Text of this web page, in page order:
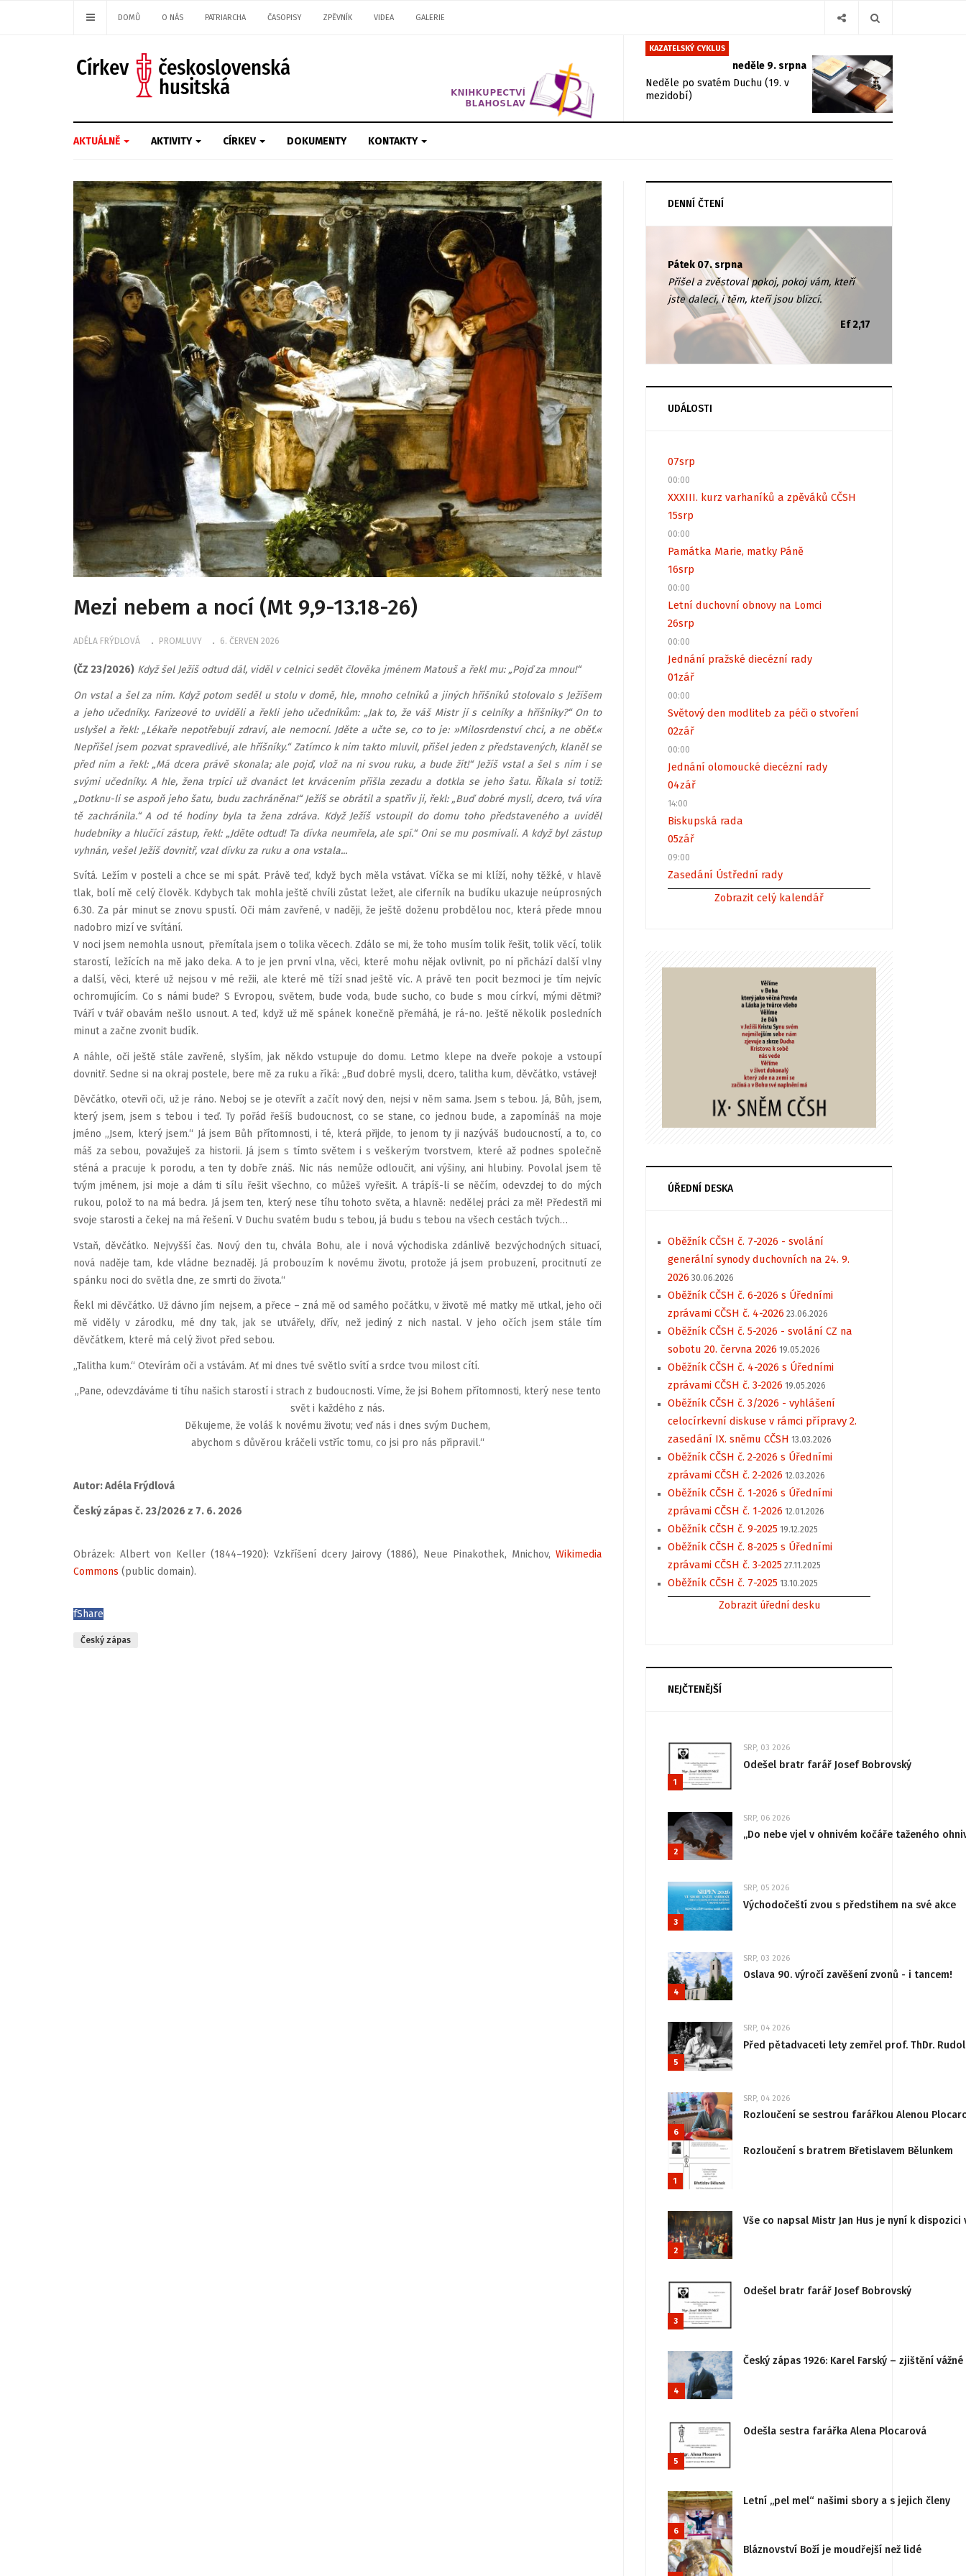
DOMŮ O NÁS PATRIARCHA ČASOPISY ZPĚVNÍK VIDEA GALERIE
KAZATELSKÝ CYKLUS
neděle 9. srpna
Neděle po svatém Duchu (19. v
mezidobí)
AKTUÁLNĚ AKTIVITY CÍRKEV DOKUMENTY KONTAKTY
Mezi nebem a nocí (Mt 9,9-13.18-26)
ADÉLA FRÝDLOVÁ PROMLUVY 6. ČERVEN 2026
(ČZ 23/2026) Když šel Ježíš odtud dál, viděl v celnici sedět člověka jménem Matouš a řekl mu: „Pojď za mnou!“
On vstal a šel za ním. Když potom seděl u stolu v domě, hle, mnoho celníků a jiných hříšníků stolovalo s Ježíšem
a jeho učedníky. Farizeové to uviděli a řekli jeho učedníkům: „Jak to, že váš Mistr jí s celníky a hříšníky?“ On to
uslyšel a řekl: „Lékaře nepotřebují zdraví, ale nemocní. Jděte a učte se, co to je: »Milosrdenství chci, a ne oběť.«
Nepřišel jsem pozvat spravedlivé, ale hříšníky.“ Zatímco k nim takto mluvil, přišel jeden z představených, klaněl se
před ním a řekl: „Má dcera právě skonala; ale pojď, vlož na ni svou ruku, a bude žít!“ Ježíš vstal a šel s ním i se
svými učedníky. A hle, žena trpící už dvanáct let krvácením přišla zezadu a dotkla se jeho šatu. Říkala si totiž:
„Dotknu-li se aspoň jeho šatu, budu zachráněna!“ Ježíš se obrátil a spatřiv ji, řekl: „Buď dobré mysli, dcero, tvá víra
tě zachránila.“ A od té hodiny byla ta žena zdráva. Když Ježíš vstoupil do domu toho představeného a uviděl
hudebníky a hlučící zástup, řekl: „Jděte odtud! Ta dívka neumřela, ale spí.“ Oni se mu posmívali. A když byl zástup
vyhnán, vešel Ježíš dovnitř, vzal dívku za ruku a ona vstala...
Svítá. Ležím v posteli a chce se mi spát. Právě teď, když bych měla vstávat. Víčka se mi klíží, nohy těžké, v hlavě
tlak, bolí mě celý člověk. Kdybych tak mohla ještě chvíli zůstat ležet, ale ciferník na budíku ukazuje neúprosných
6.30. Za pár minut se znovu spustí. Oči mám zavřené, v naději, že ještě doženu probdělou noc, která přede mnou
nadobro mizí ve svítání.
V noci jsem nemohla usnout, přemítala jsem o tolika věcech. Zdálo se mi, že toho musím tolik řešit, tolik věcí, tolik
starostí, ležících na mě jako deka. A to je jen první vlna, věci, které mohu nějak ovlivnit, po ní přichází další vlny
a další, věci, které už nejsou v mé režii, ale které mě tíží snad ještě víc. A právě ten pocit bezmoci je tím nejvíc
ochromujícím. Co s námi bude? S Evropou, světem, bude voda, bude sucho, co bude s mou církví, mými dětmi?
Tváří v tvář obavám nešlo usnout. A teď, když už mě spánek konečně přemáhá, je rá-no. Ještě několik posledních
minut a začne zvonit budík.
A náhle, oči ještě stále zavřené, slyším, jak někdo vstupuje do domu. Letmo klepe na dveře pokoje a vstoupí
dovnitř. Sedne si na okraj postele, bere mě za ruku a říká: „Buď dobré mysli, dcero, talitha kum, děvčátko, vstávej!
Děvčátko, otevři oči, už je ráno. Neboj se je otevřít a začít nový den, nejsi v něm sama. Jsem s tebou. Já, Bůh, jsem,
který jsem, jsem s tebou i teď. Ty pořád řešíš budoucnost, co se stane, co jednou bude, a zapomínáš na moje
jméno „Jsem, který jsem.“ Já jsem Bůh přítomnosti, i té, která přijde, to jenom ty ji nazýváš budoucností, a to, co
máš za sebou, považuješ za historii. Já jsem s tímto světem i s veškerým tvorstvem, které až podnes společně
sténá a pracuje k porodu, a ten ty dobře znáš. Nic nás nemůže odloučit, ani výšiny, ani hlubiny. Povolal jsem tě
tvým jménem, jsi moje a dám ti sílu řešit všechno, co můžeš vyřešit. A trápíš-li se něčím, odevzdej to do mých
rukou, polož to na má bedra. Já jsem ten, který nese tíhu tohoto světa, a hlavně: nedělej práci za mě! Předestři mi
svoje starosti a čekej na má řešení. V Duchu svatém budu s tebou, já budu s tebou na všech cestách tvých…
Vstaň, děvčátko. Nejvyšší čas. Nový den tu, chvála Bohu, ale i nová východiska zdánlivě bezvýchodných situací,
nová naděje tam, kde vládne beznaděj. Já probouzím k novému životu, protože já jsem probuzení, procitnutí ze
spánku noci do světla dne, ze smrti do života.“
Řekl mi děvčátko. Už dávno jím nejsem, a přece – zná mě od samého počátku, v životě mé matky mě utkal, jeho oči
mě viděly v zárodku, mé dny tak, jak se utvářely, dřív, než jediný z nich nastal. V jeho očích jsem stále tím
děvčátkem, které má celý život před sebou.
„Talitha kum.“ Otevírám oči a vstávám. Ať mi dnes tvé světlo svítí a srdce tvou milost cítí.
„Pane, odevzdáváme ti tíhu našich starostí i strach z budoucnosti. Víme, že jsi Bohem přítomnosti, který nese tento
svět i každého z nás.
Děkujeme, že voláš k novému životu; veď nás i dnes svým Duchem,
abychom s důvěrou kráčeli vstříc tomu, co jsi pro nás připravil.“
Autor: Adéla Frýdlová
Český zápas č. 23/2026 z 7. 6. 2026
Obrázek: Albert von Keller (1844–1920): Vzkříšení dcery Jairovy (1886), Neue Pinakothek, Mnichov, Wikimedia
Commons (public domain).
fShare
Český zápas
DENNÍ ČTENÍ
Pátek 07. srpna
Přišel a zvěstoval pokoj, pokoj vám, kteří
jste dalecí, i těm, kteří jsou blízcí.
Ef 2,17
UDÁLOSTI
07srp
00:00
XXXIII. kurz varhaníků a zpěváků CČSH
15srp
00:00
Památka Marie, matky Páně
16srp
00:00
Letní duchovní obnovy na Lomci
26srp
00:00
Jednání pražské diecézní rady
01zář
00:00
Světový den modliteb za péči o stvoření
02zář
00:00
Jednání olomoucké diecézní rady
04zář
14:00
Biskupská rada
05zář
09:00
Zasedání Ústřední rady
Zobrazit celý kalendář
ÚŘEDNÍ DESKA
Oběžník CČSH č. 7-2026 - svolání
generální synody duchovních na 24. 9.
2026 30.06.2026
Oběžník CČSH č. 6-2026 s Úředními
zprávami CČSH č. 4-2026 23.06.2026
Oběžník CČSH č. 5-2026 - svolání CZ na
sobotu 20. června 2026 19.05.2026
Oběžník CČSH č. 4-2026 s Úředními
zprávami CČSH č. 3-2026 19.05.2026
Oběžník CČSH č. 3/2026 - vyhlášení
celocírkevní diskuse v rámci přípravy 2.
zasedání IX. sněmu CČSH 13.03.2026
Oběžník CČSH č. 2-2026 s Úředními
zprávami CČSH č. 2-2026 12.03.2026
Oběžník CČSH č. 1-2026 s Úředními
zprávami CČSH č. 1-2026 12.01.2026
Oběžník CČSH č. 9-2025 19.12.2025
Oběžník CČSH č. 8-2025 s Úředními
zprávami CČSH č. 3-2025 27.11.2025
Oběžník CČSH č. 7-2025 13.10.2025
Zobrazit úřední desku
NEJČTENĚJŠÍ
1
SRP, 03 2026
Odešel bratr farář Josef Bobrovský
2
SRP, 06 2026
„Do nebe vjel v ohnivém kočáře taženého
3
SRP, 05 2026
Východočeští zvou s předstihem na své akce
4
SRP, 03 2026
Oslava 90. výročí zavěšení zvonů - i tancem!
5
SRP, 04 2026
Před pětadvaceti lety zemřel prof. ThDr.
6
SRP, 04 2026
Rozloučení se sestrou farářkou Alenou
1
Rozloučení s bratrem Břetislavem Bělunkem
2
Vše co napsal Mistr Jan Hus je nyní k
3
Odešel bratr farář Josef Bobrovský
4
Český zápas 1926: Karel Farský – zjištění
5
Odešla sestra farářka Alena Plocarová
6
Letní „pel mel“ našimi sbory a s jejich členy
Bláznovství Boží je moudřejší než lidé